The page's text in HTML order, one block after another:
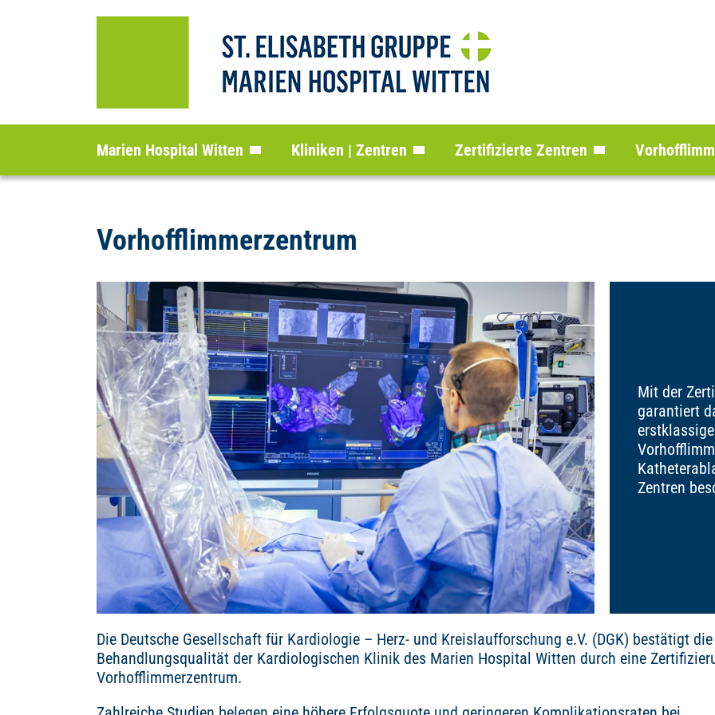
Marien Hospital Witten Kliniken | Zentren Zertifizierte Zentren
Vorhofflimmerzentrum
Mit der
garantiert
Zentren
Die Deutsche Gesellschaft für Kardiologie – Herz- und Kreislaufforschung e.V. (DGK) bestätigt
Behandlungsqualität der Kardiologischen Klinik des Marien Hospital Witten durch eine
Vorhofflimmerzentrum.